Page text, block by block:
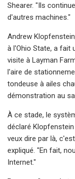
Shearer. "Ils
d'autres machines."
Andrew
à l'Ohio State, a fait
visite à Layman
l'aire de
tondeuse à ailes
démonstration au
À ce stade, le
déclaré
veux dire par là,
expliqué. "En fait,
Internet."